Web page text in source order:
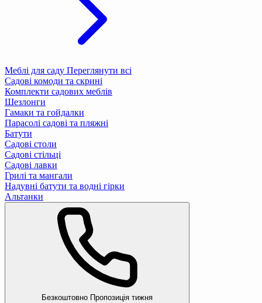
Меблі для саду Переглянути всі
Садові комоди та скрині
Комплекти садових меблів
Шезлонги
Гамаки та гойдалки
Парасолі садові та пляжні
Батути
Садові столи
Садові стільці
Садові лавки
Грилі та мангали
Надувні батути та водні гірки
Альтанки
Безкоштовно Пропозиція тижня